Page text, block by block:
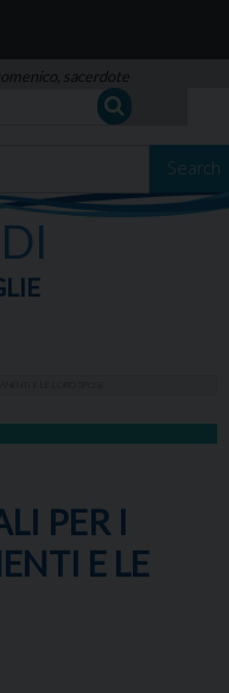
sacerdote
Search
PER I
E LE